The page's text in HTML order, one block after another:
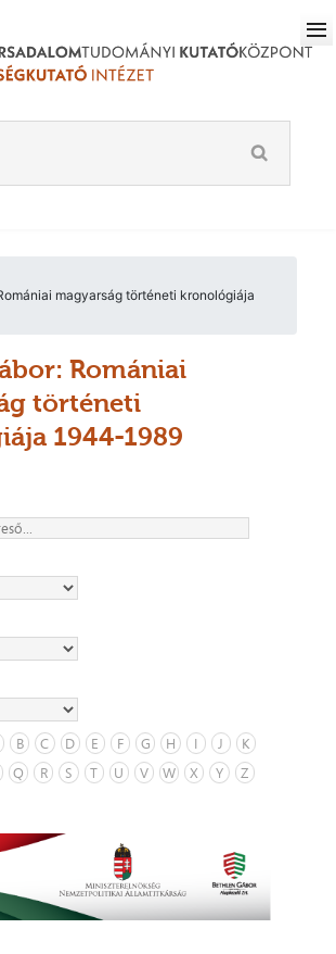
magyarság történeti kronológiája
Romániai
történeti
1944-1989
B C D E F G H I J
K
Q R S T U V W X Y Z